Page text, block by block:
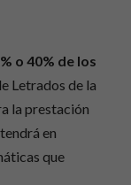
o 40% de los
Letrados de la
la prestación
en
que